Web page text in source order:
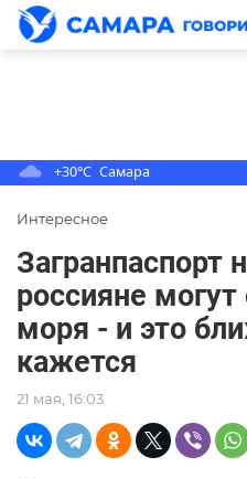
+30°C Самара
Интересное
Загранпаспорт
россияне могут
моря - и это
кажется
21 мая, 16:03